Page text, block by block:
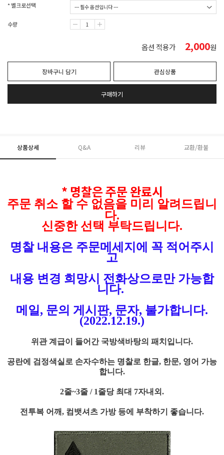
* 벨크로선택
수량
옵션 적용가 2,000원
장바구니 담기 관심상품
구매하기
상품상세 Q&A 리뷰 교환/환불
* 명찰은 주문 완료시
주문 취소 할 수 없음을 미리 알려드립니
다.
신중한 선택 부탁드립니다.
명찰 내용은 주문메세지에 꼭 적어주시
고
내용 변경 희망시 전화상으로만 가능합
니다.
메일, 문의 게시판, 문자, 불가합니다.
(2022.12.19.)
위관 계급이 들어간 국방색바탕의 패치입니다.
공란에 검정색실로 손자수하는 명찰로 한글, 한문, 영어 가능
합니다.
2줄~3줄 / 1줄당 최대 7자내외.
전투복 어깨, 컴뱃셔츠 가방 등에 부착하기 좋습니다.